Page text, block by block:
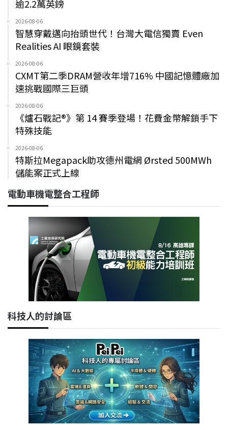
逾2.2萬英鎊
2026-08-06
智慧穿戴邁向抬頭世代！台灣大電信獨賣 Even
Realities AI 眼鏡套裝
2026-08-06
CXMT第二季DRAM營收年增716% 中國記憶體廠加
速挑戰國際三巨頭
2026-08-06
《爐石戰記®》第 14 賽季登場！花費金幣解鎖手下
特殊技能
2026-08-06
特斯拉Megapack助攻德州電網 Ørsted 500MWh
儲能案正式上線
電動車機電整合工程師
科技人的討論區